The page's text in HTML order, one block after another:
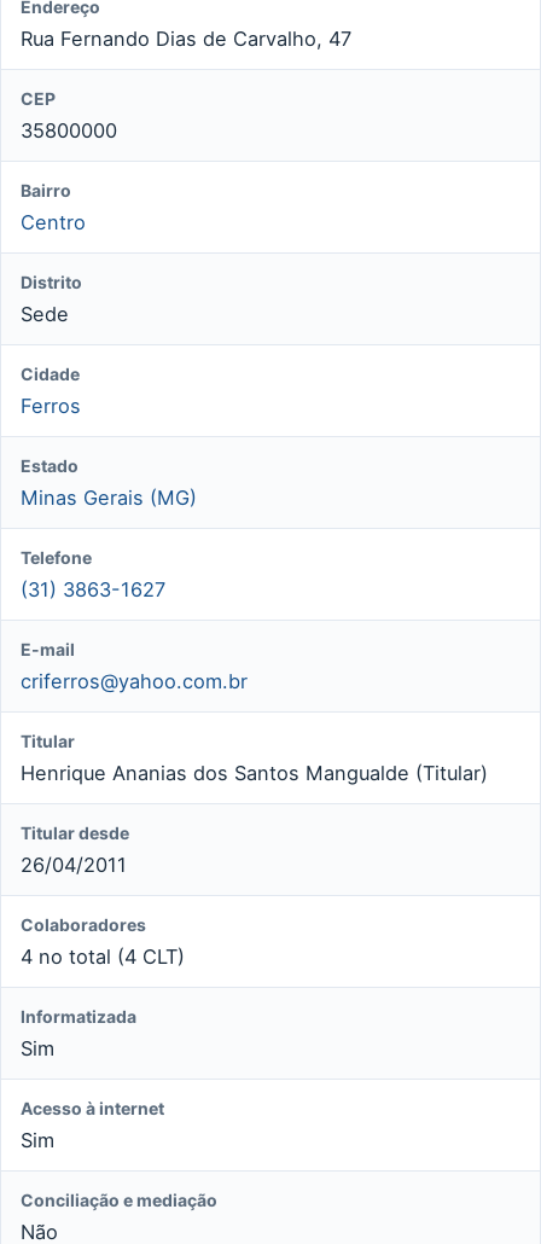
Endereço
Rua Fernando Dias de Carvalho, 47
CEP
35800000
Bairro
Centro
Distrito
Sede
Cidade
Ferros
Estado
Minas Gerais (MG)
Telefone
(31) 3863-1627
E-mail
criferros@yahoo.com.br
Titular
Henrique Ananias dos Santos Mangualde (Titular)
Titular desde
26/04/2011
Colaboradores
4 no total (4 CLT)
Informatizada
Sim
Acesso à internet
Sim
Conciliação e mediação
Não